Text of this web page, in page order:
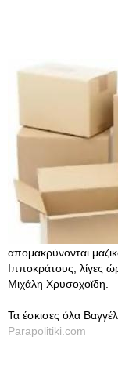
απομακρύνονται
Ιπποκράτους, λίγες
Μιχάλη Χρυσοχοϊδη.
Τα έσκισες όλα
Parapolitiki.com